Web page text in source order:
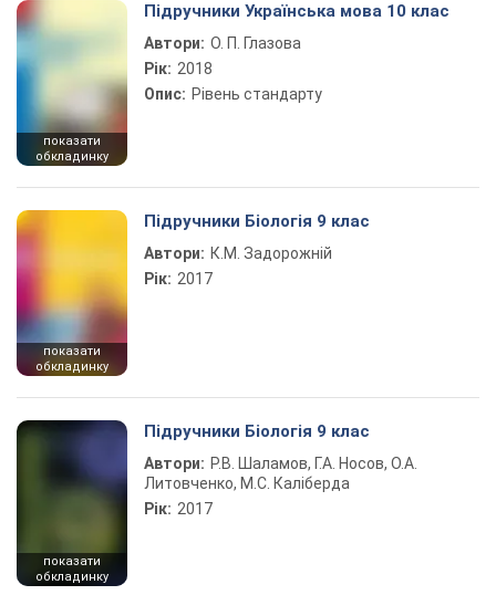
показати
обкладинку
Підручники Українська мова 10 клас
Автори: О. П. Глазова
Рік: 2018
Опис: Рівень стандарту
показати
обкладинку
Підручники Біологія 9 клас
Автори: К.М. Задорожній
Рік: 2017
показати
обкладинку
Підручники Біологія 9 клас
Автори: Р.В. Шаламов, Г.А. Носов, О.А.
Литовченко, М.С. Каліберда
Рік: 2017